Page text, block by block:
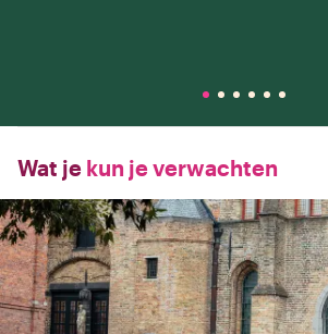
Wat je kun je verwachten